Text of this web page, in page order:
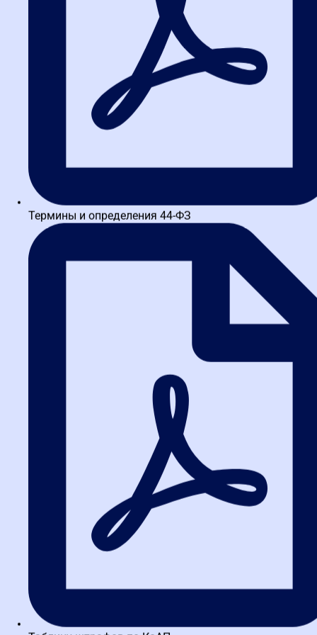
Лайфхак с запросом разъяснений.
ФАС, используйте законное право на запрос разъяснений
положений документации через ЭТП. Его можно подать за
три дня до окончания приема заявок. Заказчик обязан
ответить. Если ответ вас не устроил — вы получили
дополнительное подтверждение его недобросовестности,
что усилит вашу позицию при последующей жалобе.
Жалоба после подведения итогов
протокола)
Этот этап доступен
участие в закупке. Отсчет 5 дней идет с даты размещения в
Единой информационной системе (ЕИС) итогового протокола (ч.
2 ст. 105 44-ФЗ).
На этом этапе можно обжаловать:
Незаконные или необоснованные причины отклонения
Нарушение правил проведения закупки (например,
Подкрепленный доказательствами сговор заказчика с
Если вашу заявку отклонили по надуманному предлогу, это
классический повод для жалобы именно на данной стадии.
Жалоба на этапе заключения
контракта (не позднее даты
Жалобу здесь может подать победитель закупки или участник,
признанный уклонившимся от заключения контракта. Предмет
обжалования — нарушения, допущенные заказчиком при
процедуре подписания (например, изменение проекта контракта
в одностороннем порядке). Срок жесткий —
Что делать, если срок для ФАС
пропущен?
Термины и определения 44-ФЗ